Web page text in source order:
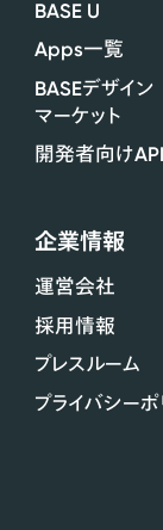
BASE U
Apps一覧
BASEデザイン
マーケット
開発者向けAPI
企業情報
運営会社
採用情報
プレスルーム
プライバシーポ